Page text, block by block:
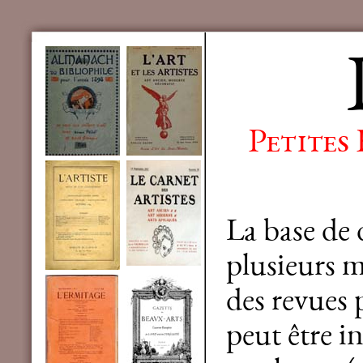
Petites
La base
plusieurs
des revues
peut être